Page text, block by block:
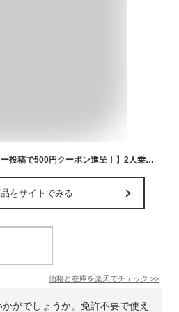
【10日最大P32倍】 【レビュー投稿で500円クーポン進呈！】2人乗り ゴムボート AQUA MARINA アクアマリーナ WILDRIVER ワイルドリバー279 T-18 エレキモーター セット 手漕ぎ 釣り
をサイトでみる
価格と在庫を楽天でチェック >>
がでしょうか。免許不要で使え